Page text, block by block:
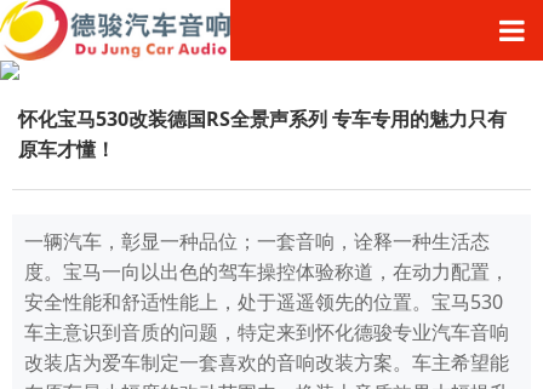
怀化宝马530改装德国RS全景声系列 专车专用的魅力只有
原车才懂！
一辆汽车，彰显一种品位；一套音响，诠释一种生活态
度。宝马一向以出色的驾车操控体验称道，在动力配置，
安全性能和舒适性能上，处于遥遥领先的位置。宝马530
车主意识到音质的问题，特定来到怀化德骏专业汽车音响
改装店为爱车制定一套喜欢的音响改装方案。车主希望能